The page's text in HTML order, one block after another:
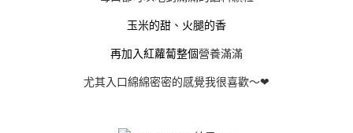
玉米的甜、火腿的香
再加入紅蘿蔔整個營養滿滿
尤其入口綿綿密密的感覺我很喜歡～❤